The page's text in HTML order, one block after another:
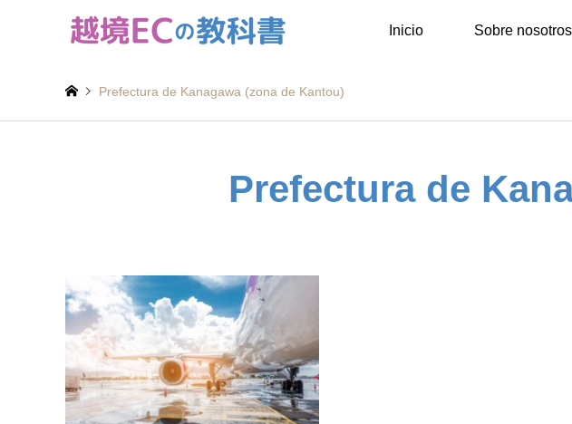
Inicio Sobre nosotros
Prefectura de Kanagawa (zona de Kantou)
Prefectura de